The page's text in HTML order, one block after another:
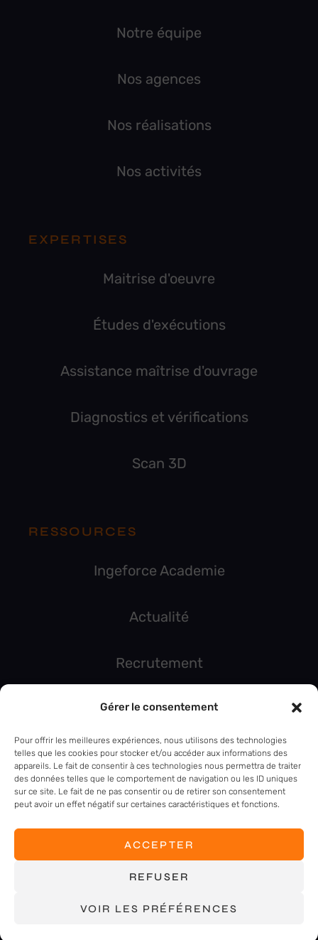
Gérer le consentement
Pour offrir les meilleures expériences, nous utilisons des technologies
telles que les cookies pour stocker et/ou accéder aux informations des
appareils. Le fait de consentir à ces technologies nous permettra de traiter
des données telles que le comportement de navigation ou les ID uniques
sur ce site. Le fait de ne pas consentir ou de retirer son consentement
peut avoir un effet négatif sur certaines caractéristiques et fonctions.
ACCEPTER
REFUSER
VOIR LES PRÉFÉRENCES
Notre équipe
Nos agences
Nos réalisations
Nos activités
EXPERTISES
Maitrise d'oeuvre
Études d'exécutions
Assistance maîtrise d'ouvrage
Diagnostics et vérifications
Scan 3D
RESSOURCES
Ingeforce Academie
Actualité
Recrutement
©INGEFORCE 2026 - TOUS DROITS RÉSERVÉS -
POLITIQUE DE CONFIDENTIALITÉ